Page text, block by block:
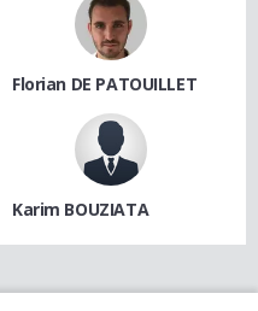
Florian DE PATOUILLET
Karim BOUZIATA